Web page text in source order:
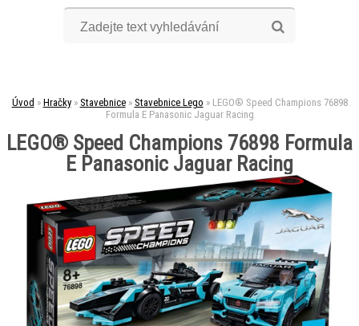
Úvod » Hračky » Stavebnice » Stavebnice Lego » LEGO® Speed Champions 76898
Formula E Panasonic Jaguar Racing
LEGO® Speed Champions 76898 Formula
E Panasonic Jaguar Racing